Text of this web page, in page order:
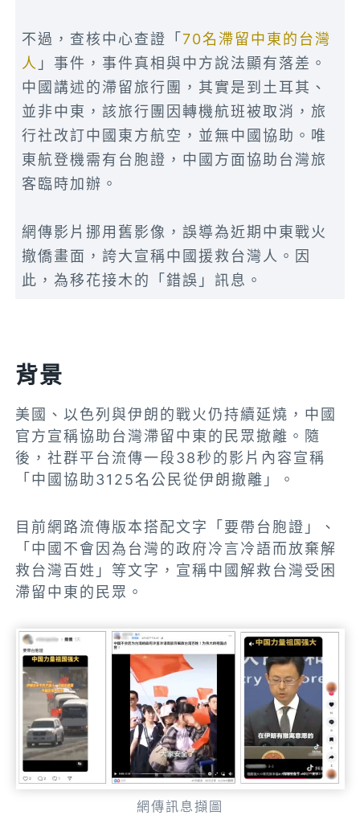
不過，查核中心查證「70名滯留中東的台灣
人 」事件，事件真相與中方說法顯有落差。
中國講述的滯留旅行團，其實是到土耳其、
並非中東，該旅行團因轉機航班被取消，旅
行社改訂中國東方航空，並無中國協助。唯
東航登機需有台胞證，中國方面協助台灣旅
客臨時加辦。
網傳影片挪用舊影像，誤導為近期中東戰火
撤僑畫面，誇大宣稱中國援救台灣人。因
此，為移花接木的「錯誤」訊息。
背景
美國、以色列與伊朗的戰火仍持續延燒，中國
官方宣稱協助台灣滯留中東的民眾撤離。隨
後，社群平台流傳一段38秒的影片內容宣稱
「中國協助3125名公民從伊朗撤離」。
目前網路流傳版本搭配文字「要帶台胞證」、
「中國不會因為台灣的政府冷言冷語而放棄解
救台灣百姓」等文字，宣稱中國解救台灣受困
滯留中東的民眾。
網傳訊息擷圖